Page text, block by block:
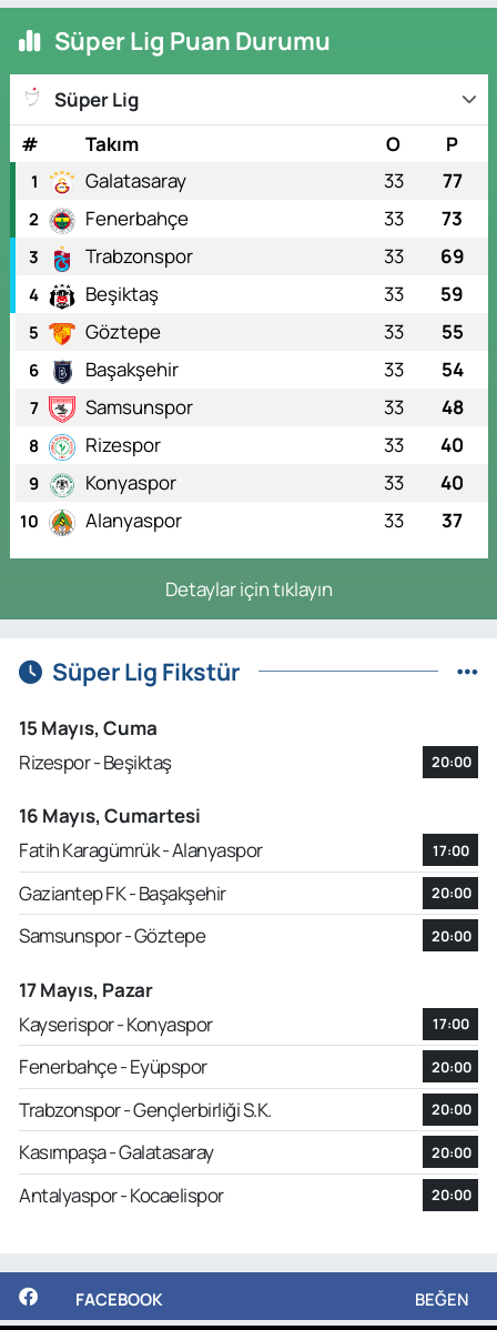
Süper Lig Puan Durumu
Süper Lig
#
Takım O P
1 Galatasaray 33 77
2 Fenerbahçe 33 73
3 Trabzonspor 33 69
4 Beşiktaş 33 59
5 Göztepe 33 55
6 Başakşehir 33 54
7 Samsunspor 33 48
8 Rizespor 33 40
9 Konyaspor 33 40
10 Alanyaspor 33 37
Detaylar için tıklayın
Süper Lig Fikstür
15 Mayıs, Cuma
Rizespor - Beşiktaş
20:00
16 Mayıs, Cumartesi
Fatih Karagümrük - Alanyaspor
17:00
Gaziantep FK - Başakşehir 20:00
Samsunspor - Göztepe 20:00
17 Mayıs, Pazar
Kayserispor - Konyaspor
17:00
Fenerbahçe - Eyüpspor 20:00
Trabzonspor - Gençlerbirliği S.K. 20:00
Kasımpaşa - Galatasaray 20:00
Antalyaspor - Kocaelispor 20:00
FACEBOOK BEĞEN